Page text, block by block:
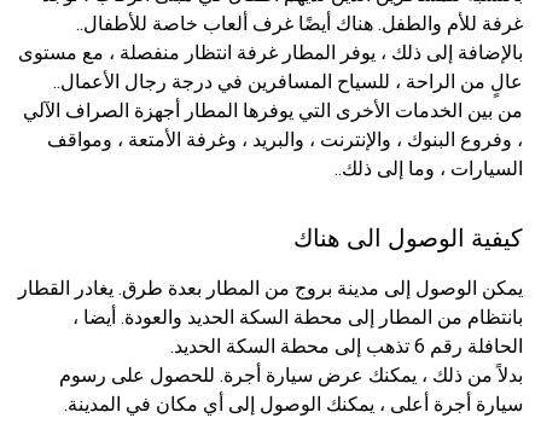
غرفة للأم والطفل. هناك أيضًا غرف ألعاب خاصة للأطفال..
بالإضافة إلى ذلك ، يوفر المطار غرفة انتظار منفصلة ، مع مستوى
عالٍ من الراحة ، للسياح المسافرين في درجة رجال الأعمال..
من بين الخدمات الأخرى التي يوفرها المطار أجهزة الصراف الآلي
، وفروع البنوك ، والإنترنت ، والبريد ، وغرفة الأمتعة ، ومواقف
السيارات ، وما إلى ذلك..
كيفية الوصول الى هناك
يمكن الوصول إلى مدينة بروج من المطار بعدة طرق. يغادر القطار
بانتظام من المطار إلى محطة السكة الحديد والعودة. أيضا ،
الحافلة رقم 6 تذهب إلى محطة السكة الحديد.
بدلاً من ذلك ، يمكنك عرض سيارة أجرة. للحصول على رسوم
سيارة أجرة أعلى ، يمكنك الوصول إلى أي مكان في المدينة.